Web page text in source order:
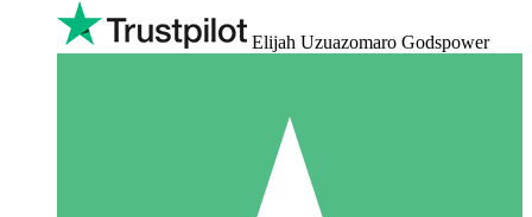
Elijah Uzuazomaro Godspower